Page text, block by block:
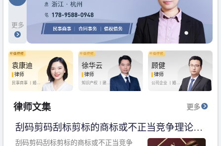
更多
袁康迪
律师
民事商事 丨 婚姻
徐华云
律师
知识产权 丨 建设
顾健
律师
公司企业 丨婚姻
房产纠纷
律师文集 更多
刮码剪码刮标剪标的商标或不正当竞争理论与
实务及反刮码及诉讼建议 【附15省市是否侵权
刮码剪码刮标剪标的商标或不正当竞争